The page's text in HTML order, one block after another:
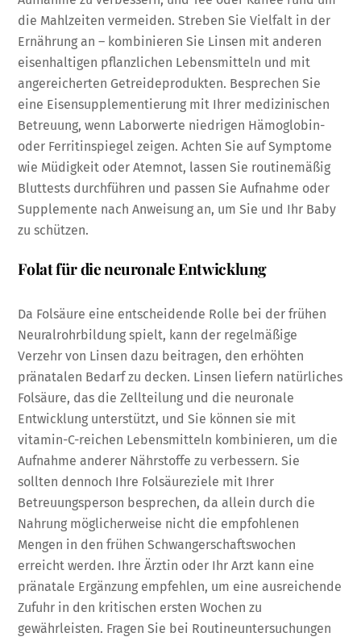
die Mahlzeiten vermeiden. Streben Sie Vielfalt in der
Ernährung an – kombinieren Sie Linsen mit anderen
eisenhaltigen pflanzlichen Lebensmitteln und mit
angereicherten Getreideprodukten. Besprechen Sie
eine Eisensupplementierung mit Ihrer medizinischen
Betreuung, wenn Laborwerte niedrigen Hämoglobin-
oder Ferritinspiegel zeigen. Achten Sie auf Symptome
wie Müdigkeit oder Atemnot, lassen Sie routinemäßig
Bluttests durchführen und passen Sie Aufnahme oder
Supplemente nach Anweisung an, um Sie und Ihr Baby
zu schützen.
Folat für die neuronale Entwicklung
Da Folsäure eine entscheidende Rolle bei der frühen
Neuralrohrbildung spielt, kann der regelmäßige
Verzehr von Linsen dazu beitragen, den erhöhten
pränatalen Bedarf zu decken. Linsen liefern natürliches
Folsäure, das die Zellteilung und die neuronale
Entwicklung unterstützt, und Sie können sie mit
vitamin-C-reichen Lebensmitteln kombinieren, um die
Aufnahme anderer Nährstoffe zu verbessern. Sie
sollten dennoch Ihre Folsäureziele mit Ihrer
Betreuungsperson besprechen, da allein durch die
Nahrung möglicherweise nicht die empfohlenen
Mengen in den frühen Schwangerschaftswochen
erreicht werden. Ihre Ärztin oder Ihr Arzt kann eine
pränatale Ergänzung empfehlen, um eine ausreichende
Zufuhr in den kritischen ersten Wochen zu
gewährleisten. Fragen Sie bei Routineuntersuchungen